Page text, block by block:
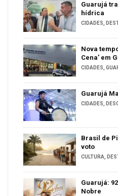
Guarujá
hídrica
CIDADES,
Nova
Cena’ em
CIDADES,
Guarujá
CIDADES,
Brasil de
voto
CULTURA,
Guarujá:
Nobre